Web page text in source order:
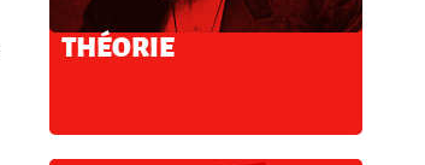
THÉORIE